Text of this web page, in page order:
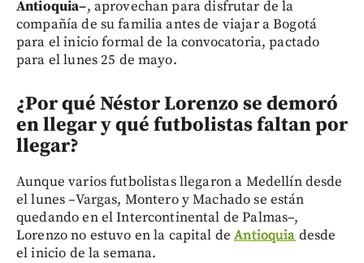
Antioquia–, aprovechan para disfrutar de la
compañía de su familia antes de viajar a Bogotá
para el inicio formal de la convocatoria, pactado
para el lunes 25 de mayo.
¿Por qué Néstor Lorenzo se demoró
en llegar y qué futbolistas faltan por
llegar?
Aunque varios futbolistas llegaron a Medellín desde
el lunes –Vargas, Montero y Machado se están
quedando en el Intercontinental de Palmas–,
Lorenzo no estuvo en la capital deAntioquia desde
el inicio de la semana.